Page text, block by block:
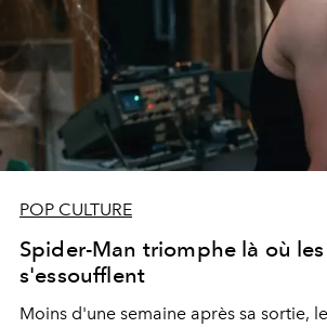
POP CULTURE
Spider-Man triomphe là où
s'essoufflent
Moins d'une semaine après sa sortie,